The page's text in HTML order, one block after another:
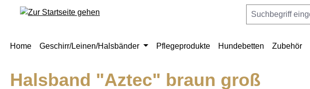
Zur Hauptnavigation springen
Home Geschirr/Leinen/Halsbänder Pflegeprodukte Hundebetten Zubehör
Halsband "Aztec" braun groß